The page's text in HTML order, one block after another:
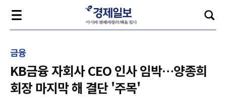
금융
KB금융 자회사 CEO 인사 임박…양종희
회장 마지막 해 결단 '주목'